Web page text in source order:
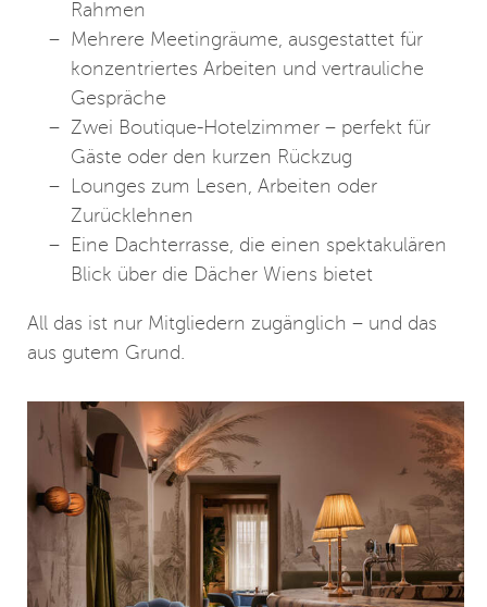
Rahmen
Mehrere Meetingräume, ausgestattet für
konzentriertes Arbeiten und vertrauliche
Gespräche
Zwei Boutique-Hotelzimmer – perfekt für
Gäste oder den kurzen Rückzug
Lounges zum Lesen, Arbeiten oder
Zurücklehnen
Eine Dachterrasse, die einen spektakulären
Blick über die Dächer Wiens bietet
All das ist nur Mitgliedern zugänglich – und das
aus gutem Grund.